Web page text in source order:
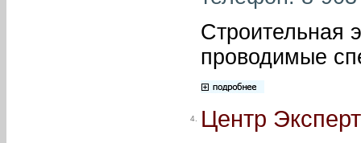
Строительная
проводимые
4. Центр Эксперт